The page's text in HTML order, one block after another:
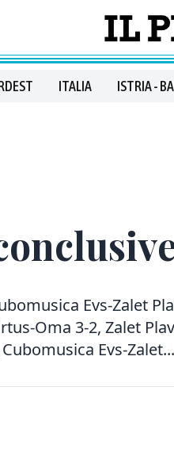
ITALIA ISTRIA -
Evs-Zalet
Oma 3-2, Zalet
Evs-Zalet...